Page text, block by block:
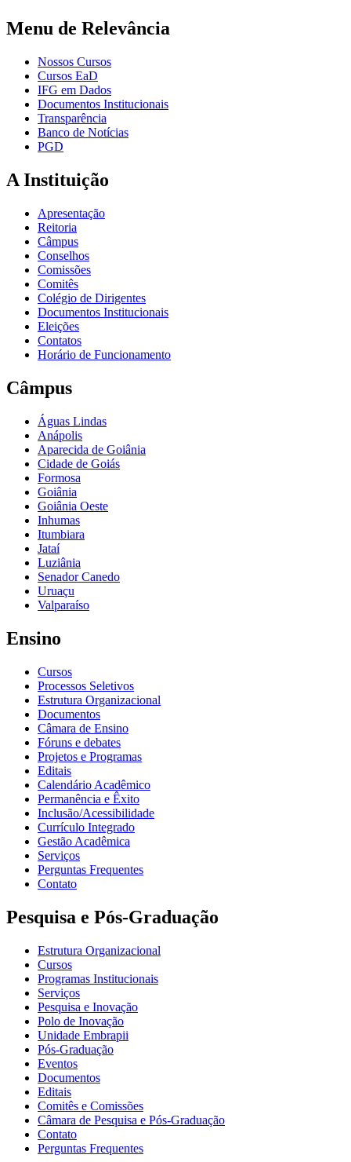
Menu de Relevância
Nossos Cursos
Cursos EaD
IFG em Dados
Documentos Institucionais
Transparência
Banco de Notícias
PGD
A Instituição
Apresentação
Reitoria
Câmpus
Conselhos
Comissões
Comitês
Colégio de Dirigentes
Documentos Institucionais
Eleições
Contatos
Horário de Funcionamento
Câmpus
Águas Lindas
Anápolis
Aparecida de Goiânia
Cidade de Goiás
Formosa
Goiânia
Goiânia Oeste
Inhumas
Itumbiara
Jataí
Luziânia
Senador Canedo
Uruaçu
Valparaíso
Ensino
Cursos
Processos Seletivos
Estrutura Organizacional
Documentos
Câmara de Ensino
Fóruns e debates
Projetos e Programas
Editais
Calendário Acadêmico
Permanência e Êxito
Inclusão/Acessibilidade
Currículo Integrado
Gestão Acadêmica
Serviços
Perguntas Frequentes
Contato
Pesquisa e Pós-Graduação
Estrutura Organizacional
Cursos
Programas Institucionais
Serviços
Pesquisa e Inovação
Polo de Inovação
Unidade Embrapii
Pós-Graduação
Eventos
Documentos
Editais
Comitês e Comissões
Câmara de Pesquisa e Pós-Graduação
Contato
Perguntas Frequentes